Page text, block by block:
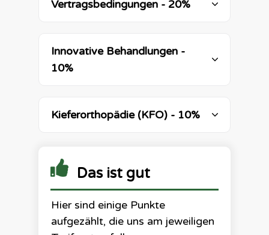
Vertragsbedingungen - 20%
Innovative Behandlungen -
10%
Kieferorthopädie (KFO) - 10%
Das ist gut
Hier sind einige Punkte
aufgezählt, die uns am jeweiligen